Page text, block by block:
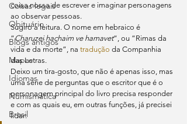
Coisas legais
Obituário
Blogs antigos
Mapas
Idiomas
Numismática
Brasil
coisa nossa de escrever e imaginar personagens
ao observar pessoas.
Sugiro a leitura. O nome em hebraico é
“Charuzei hachaim ve hamavet“, ou “Rimas da
vida e da morte”, na tradução da Companhia
das Letras.
Deixo um tira-gosto, que não é apenas isso, mas
uma série de perguntas que o escritor que é o
personagem principal do livro precisa responder
e com as quais eu, em outras funções, já precisei
lidar: